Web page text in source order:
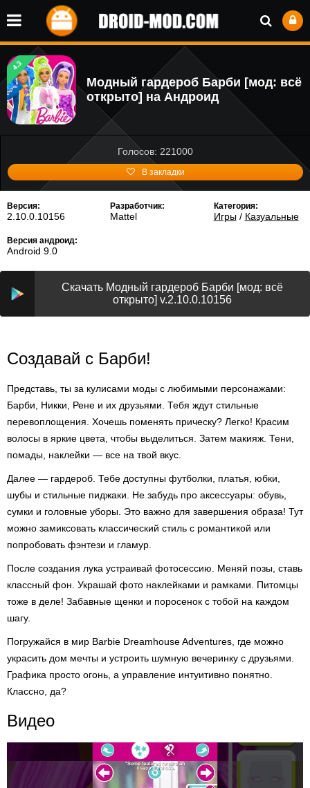
4.3
Модный гардероб Барби [мод: всё
открыто] на Андроид
Голосов: 221000
В закладки
Версия:
2.10.0.10156
Разработчик:
Mattel
Категория:
Игры/ Казуальные
Версия андроид:
Android 9.0
Скачать Модный гардероб Барби [мод: всё
открыто] v.2.10.0.10156
Создавай с Барби!
Представь, ты за кулисами моды с любимыми персонажами:
Барби, Никки, Рене и их друзьями. Тебя ждут стильные
перевоплощения. Хочешь поменять прическу? Легко! Красим
волосы в яркие цвета, чтобы выделиться. Затем макияж. Тени,
помады, наклейки — все на твой вкус.
Далее — гардероб. Тебе доступны футболки, платья, юбки,
шубы и стильные пиджаки. Не забудь про аксессуары: обувь,
сумки и головные уборы. Это важно для завершения образа! Тут
можно замиксовать классический стиль с романтикой или
попробовать фэнтези и гламур.
После создания лука устраивай фотосессию. Меняй позы, ставь
классный фон. Украшай фото наклейками и рамками. Питомцы
тоже в деле! Забавные щенки и поросенок с тобой на каждом
шагу.
Погружайся в мир Barbie Dreamhouse Adventures, где можно
украсить дом мечты и устроить шумную вечеринку с друзьями.
Графика просто огонь, а управление интуитивно понятно.
Классно, да?
Видео